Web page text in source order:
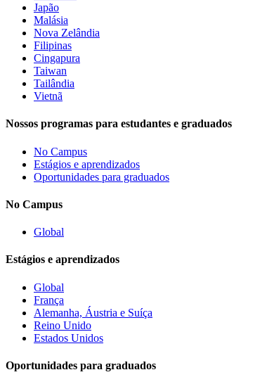
Japão
Malásia
Nova Zelândia
Filipinas
Cingapura
Taiwan
Tailândia
Vietnã
Nossos programas para estudantes e graduados
No Campus
Estágios e aprendizados
Oportunidades para graduados
No Campus
Global
Estágios e aprendizados
Global
França
Alemanha, Áustria e Suíça
Reino Unido
Estados Unidos
Oportunidades para graduados